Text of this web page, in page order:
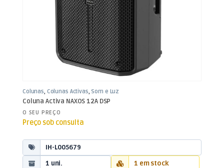
Colunas, Colunas Activas, Som e Luz
Coluna Activa NAXOS 12A DSP
O SEU PREÇO
Preço sob consulta
IH-L005679
1 uni.
1 em stock